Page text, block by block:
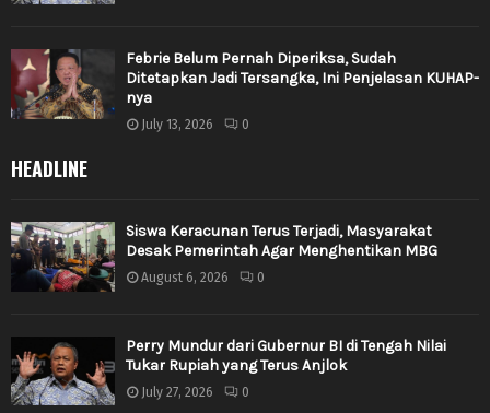
Febrie Belum Pernah Diperiksa, Sudah
Ditetapkan Jadi Tersangka, Ini Penjelasan KUHAP-
nya
July 13, 2026 0
HEADLINE
Siswa Keracunan Terus Terjadi, Masyarakat
Desak Pemerintah Agar Menghentikan MBG
August 6, 2026 0
Perry Mundur dari Gubernur BI di Tengah Nilai
Tukar Rupiah yang Terus Anjlok
July 27, 2026 0